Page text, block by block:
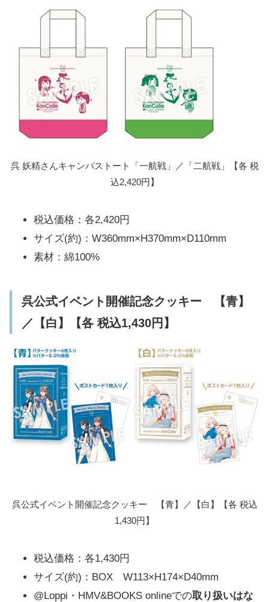
呉 妖精さんキャンバストート「一航戦」／「二航戦」【各 税
込2,420円】
税込価格：各2,420円
サイズ(約)：W360mm×H370mm×D110mm
素材：綿100%
呉公式イベント開催記念クッキー 【青】
／【白】【各 税込1,430円】
呉公式イベント開催記念クッキー 【青】／【白】【各 税込
1,430円】
税込価格：各1,430円
サイズ(約)：BOX W113×H174×D40mm
@Loppi・HMV&BOOKS onlineでの取り扱いはな